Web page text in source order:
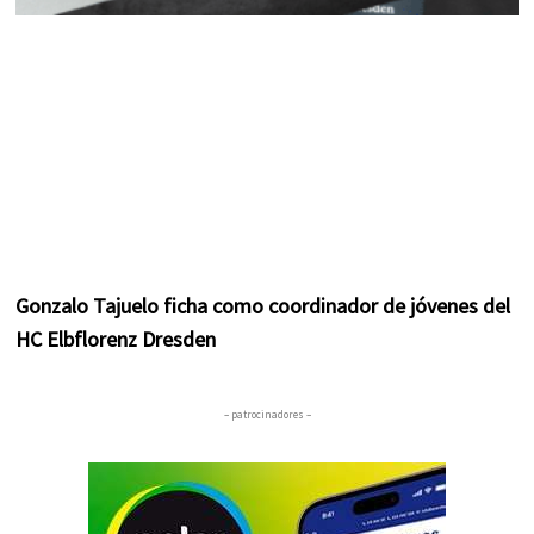
Gonzalo Tajuelo ficha como coordinador de jóvenes del
HC Elbflorenz Dresden
– patrocinadores –